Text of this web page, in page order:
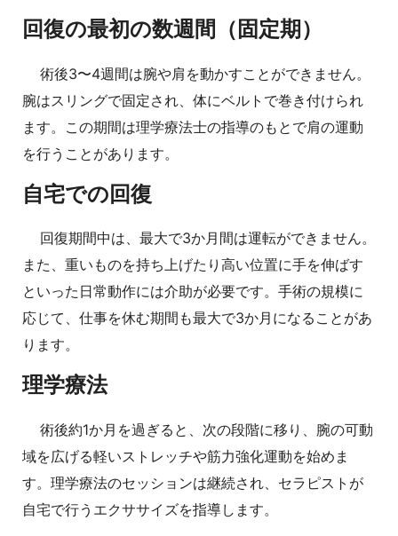
回復の最初の数週間（固定期）
術後3〜4週間は腕や肩を動かすことができません。
腕はスリングで固定され、体にベルトで巻き付けられ
ます。この期間は理学療法士の指導のもとで肩の運動
を行うことがあります。
自宅での回復
回復期間中は、最大で3か月間は運転ができません。
また、重いものを持ち上げたり高い位置に手を伸ばす
といった日常動作には介助が必要です。手術の規模に
応じて、仕事を休む期間も最大で3か月になることがあ
ります。
理学療法
術後約1か月を過ぎると、次の段階に移り、腕の可動
域を広げる軽いストレッチや筋力強化運動を始めま
す。理学療法のセッションは継続され、セラピストが
自宅で行うエクササイズを指導します。